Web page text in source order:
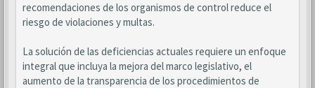
recomendaciones de los organismos de control reduce el
riesgo de violaciones y multas.
La solución de las deficiencias actuales requiere un enfoque
integral que incluya la mejora del marco legislativo, el
aumento de la transparencia de los procedimientos de